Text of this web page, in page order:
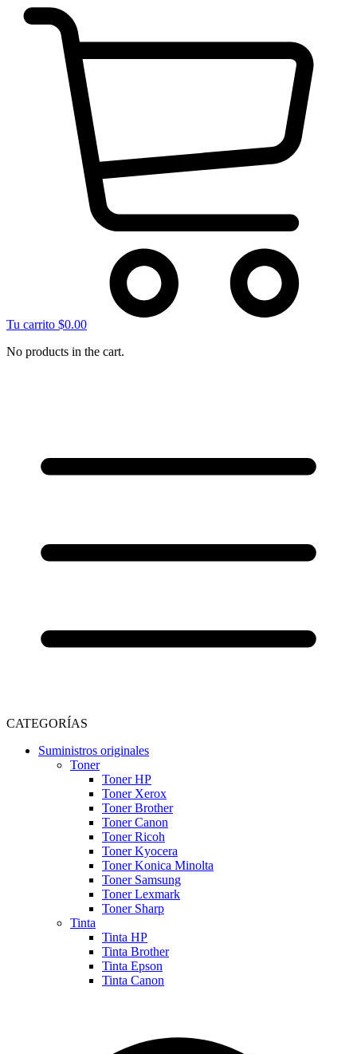
Tu carrito $0.00
No products in the cart.
CATEGORÍAS
Suministros originales
Toner
Toner HP
Toner Xerox
Toner Brother
Toner Canon
Toner Ricoh
Toner Kyocera
Toner Konica Minolta
Toner Samsung
Toner Lexmark
Toner Sharp
Tinta
Tinta HP
Tinta Brother
Tinta Epson
Tinta Canon